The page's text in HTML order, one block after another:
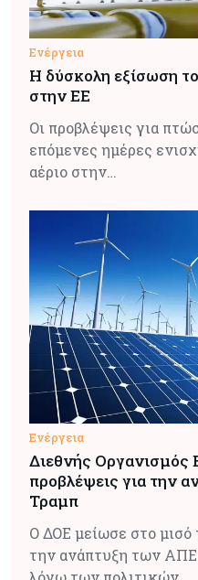
Ενέργεια
Η δύσκολη εξίσωση
στην ΕΕ
Οι προβλέψεις για
επόμενες ημέρες
αέριο στην…
Ενέργεια
Διεθνής Οργανισμός
προβλέψεις για την
Τραμπ
Ο ΔΟΕ μείωσε στο μισό
την ανάπτυξη των